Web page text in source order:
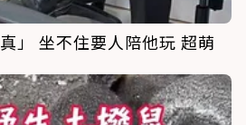
」 坐不住要人陪他玩 超萌